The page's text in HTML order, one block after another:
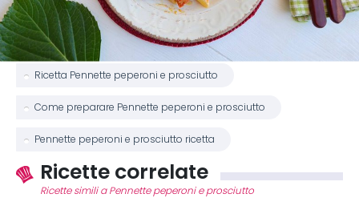
Ricetta Pennette peperoni e prosciutto
Come preparare Pennette peperoni e prosciutto
Pennette peperoni e prosciutto ricetta
Ricette correlate
Ricette simili a Pennette peperoni e prosciutto